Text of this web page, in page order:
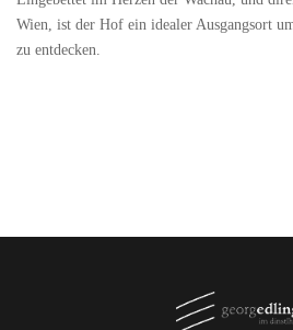
Wien, ist der Hof ein idealer Ausgangsort
zu entdecken.